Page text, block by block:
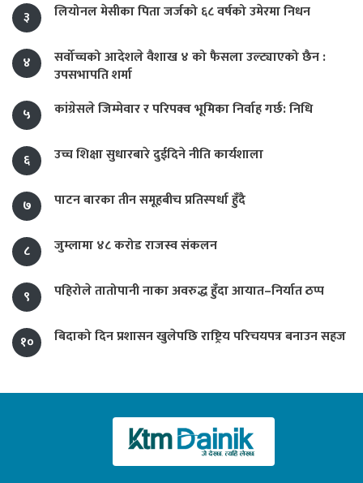
३
लियोनल मेसीका पिता जर्जको ६८ वर्षको उमेरमा निधन
४
सर्वोच्चको आदेशले वैशाख ४ को फैसला उल्ट्याएको छैन :
उपसभापति शर्मा
५
कांग्रेसले जिम्मेवार र परिपक्व भूमिका निर्वाह गर्छ: निधि
६ उच्च शिक्षा सुधारबारे दुईदिने नीति कार्यशाला
७ पाटन बारका तीन समूहबीच प्रतिस्पर्धा हुँदै
८ जुम्लामा ४८ करोड राजस्व संकलन
९ पहिरोले तातोपानी नाका अवरुद्ध हुँदा आयात–निर्यात ठप्प
१० बिदाको दिन प्रशासन खुलेपछि राष्ट्रिय परिचयपत्र बनाउन सहज